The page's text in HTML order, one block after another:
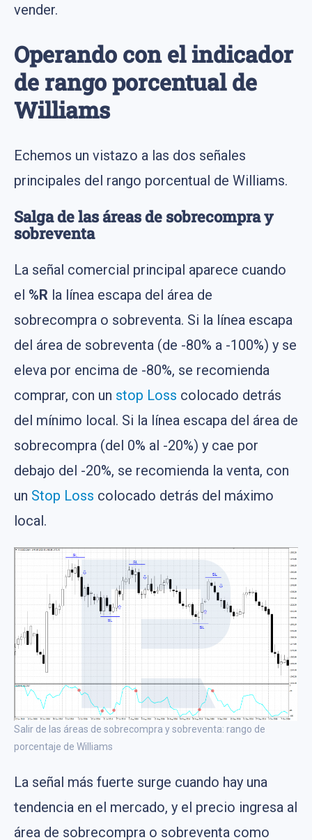
vender.
Operando con el indicador
de rango porcentual de
Williams
Echemos un vistazo a las dos señales
principales del rango porcentual de Williams.
Salga de las áreas de sobrecompra y
sobreventa
La señal comercial principal aparece cuando
el %R la línea escapa del área de
sobrecompra o sobreventa. Si la línea escapa
del área de sobreventa (de -80% a -100%) y se
eleva por encima de -80%, se recomienda
comprar, con un stop Loss colocado detrás
del mínimo local. Si la línea escapa del área de
sobrecompra (del 0% al -20%) y cae por
debajo del -20%, se recomienda la venta, con
un Stop Loss colocado detrás del máximo
local.
Salir de las áreas de sobrecompra y sobreventa: rango de
porcentaje de Williams
La señal más fuerte surge cuando hay una
tendencia en el mercado, y el precio ingresa al
área de sobrecompra o sobreventa como